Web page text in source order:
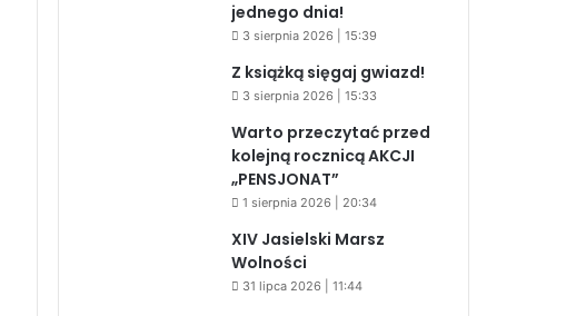
jednego dnia!
3 sierpnia 2026 | 15:39
Z książką sięgaj gwiazd!
3 sierpnia 2026 | 15:33
Warto przeczytać przed
kolejną rocznicą AKCJI
„PENSJONAT”
1 sierpnia 2026 | 20:34
XIV Jasielski Marsz
Wolności
31 lipca 2026 | 11:44